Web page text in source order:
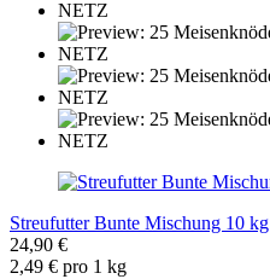
Streufutter Bunte Mischung 10 kg
24,90 €
2,49 € pro 1 kg